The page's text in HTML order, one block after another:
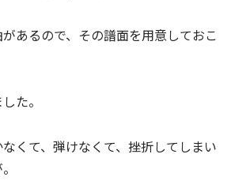
あるので、その譜面を用意しておこ
た。
くて、弾けなくて、挫折してしまい